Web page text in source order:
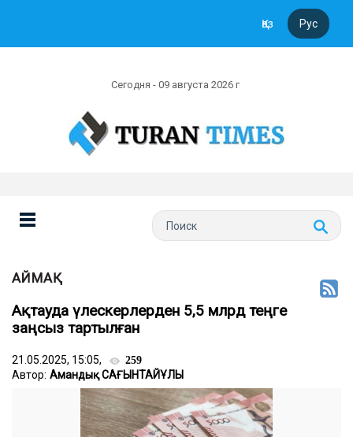
Қаз Рус
Сегодня - 09 августа 2026 г
АЙМАҚ
Ақтауда үлескерлерден 5,5 млрд теңге
заңсыз тартылған
21.05.2025, 15:05, 259
Автор: Амандық САҒЫНТАЙҰЛЫ